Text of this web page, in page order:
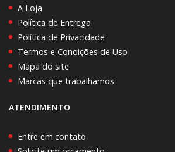
A Loja
Política de Entrega
Política de Privacidade
Termos e Condições de Uso
Mapa do site
Marcas que trabalhamos
ATENDIMENTO
Entre em contato